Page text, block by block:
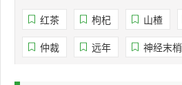
红茶 枸杞 山楂
仲裁
远年 神经末梢